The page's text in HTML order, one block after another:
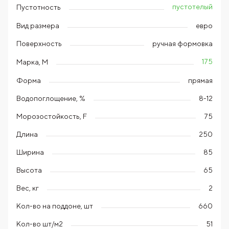
Пустотность пустотелый
Вид размера евро
Поверхность ручная формовка
Марка, М 175
Форма прямая
Водопоглощение, % 8-12
Морозостойкость, F 75
Длина 250
Ширина 85
Высота 65
Вес, кг 2
Кол-во на поддоне, шт 660
Кол-во шт/м2 51